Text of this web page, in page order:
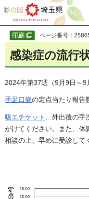
彩の国 埼玉県
ページ番号：
感染症の流行
2024年第37週（9月9日～9
手足口病の定点当たり報告
咳エチケット
、外出後の
がけてください。また、体
相談の上、早めに受診して